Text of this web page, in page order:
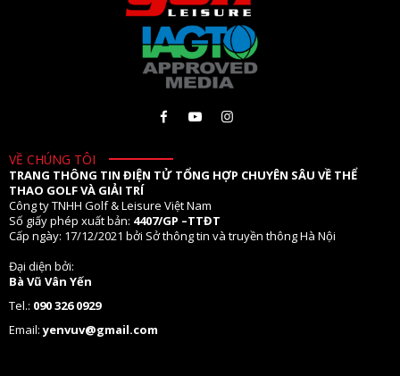
VỀ CHÚNG TÔI
TRANG THÔNG TIN ĐIỆN TỬ TỔNG HỢP CHUYÊN SÂU VỀ THỂ
THAO GOLF VÀ GIẢI TRÍ
Công ty TNHH Golf & Leisure Việt Nam
Số giấy phép xuất bản: 4407/GP –TTĐT
Cấp ngày: 17/12/2021 bởi Sở thông tin và truyền thông Hà Nội
Đại diện bởi:
Bà Vũ Vân Yến
Tel.: 090 326 0929
Email:yenvuv@gmail.com